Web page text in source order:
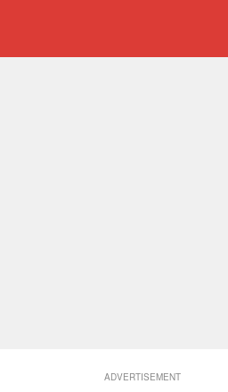
ADVERTISEMENT